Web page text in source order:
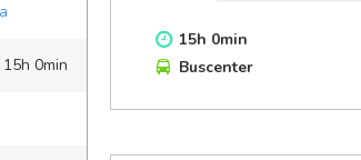
15h 0min
15h 0min
Buscenter